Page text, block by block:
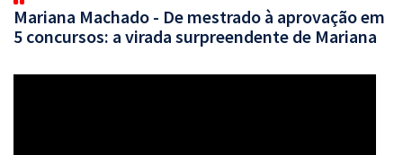
Mariana Machado - De mestrado à aprovação em
5 concursos: a virada surpreendente de Mariana